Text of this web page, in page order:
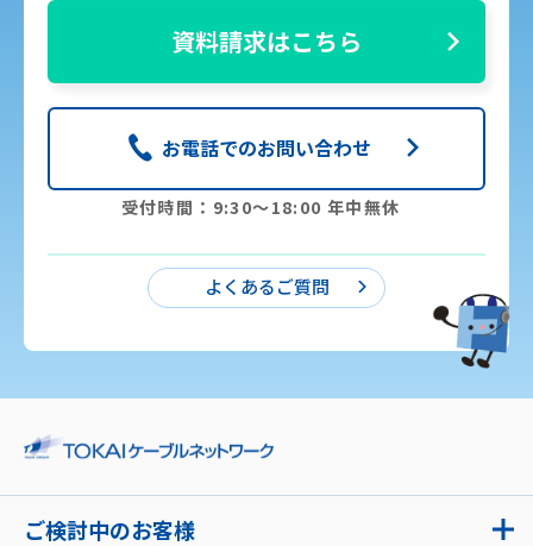
資料請求はこちら
お電話でのお問い合わせ
受付時間：9:30〜18:00 年中無休
よくあるご質問
ご検討中のお客様